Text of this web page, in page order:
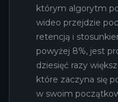
którym algorytm
wideo przejdzie
retencją i
powyżej 8%, jest
dziesięć razy
które zaczyna się
w swoim